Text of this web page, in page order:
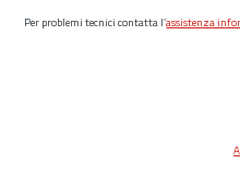
Per problemi tecnici contatta l’assistenza